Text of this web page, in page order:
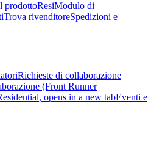
prodottoResiModulo di
Trova rivenditoreSpedizioni e
Richieste di collaborazione
(Front Runner
, opens in a new tabEventi e